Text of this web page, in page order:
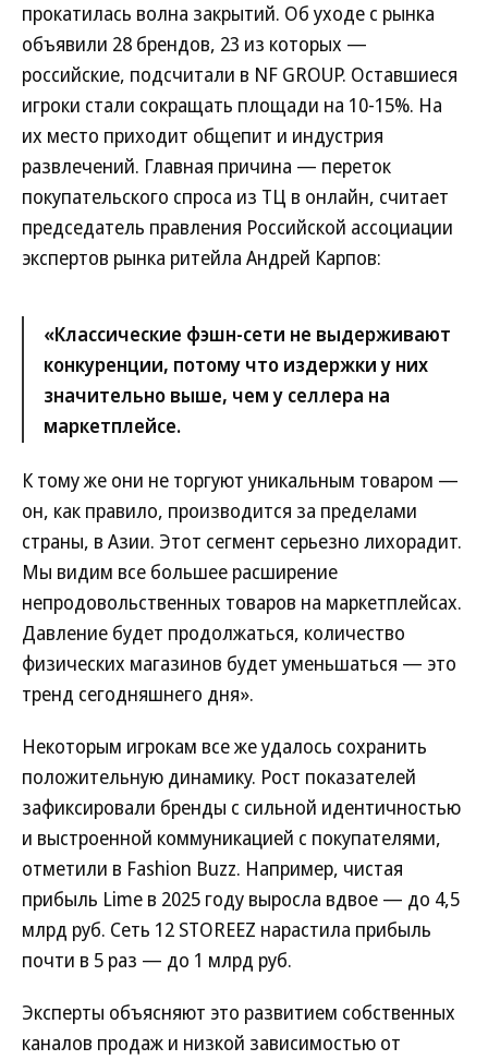
прокатилась волна закрытий. Об уходе с рынка
объявили 28 брендов, 23 из которых —
российские, подсчитали в NF GROUP. Оставшиеся
игроки стали сокращать площади на 10-15%. На
их место приходит общепит и индустрия
развлечений. Главная причина — переток
покупательского спроса из ТЦ в онлайн, считает
председатель правления Российской ассоциации
экспертов рынка ритейла Андрей Карпов:
«Классические фэшн-сети не выдерживают
конкуренции, потому что издержки у них
значительно выше, чем у селлера на
маркетплейсе.
К тому же они не торгуют уникальным товаром —
он, как правило, производится за пределами
страны, в Азии. Этот сегмент серьезно лихорадит.
Мы видим все большее расширение
непродовольственных товаров на маркетплейсах.
Давление будет продолжаться, количество
физических магазинов будет уменьшаться — это
тренд сегодняшнего дня».
Некоторым игрокам все же удалось сохранить
положительную динамику. Рост показателей
зафиксировали бренды с сильной идентичностью
и выстроенной коммуникацией с покупателями,
отметили в Fashion Buzz. Например, чистая
прибыль Lime в 2025 году выросла вдвое — до 4,5
млрд руб. Сеть 12 STOREEZ нарастила прибыль
почти в 5 раз — до 1 млрд руб.
Эксперты объясняют это развитием собственных
каналов продаж и низкой зависимостью от